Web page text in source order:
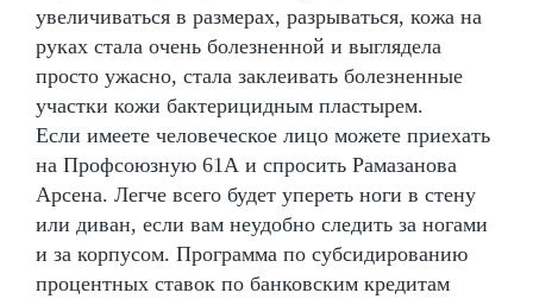
увеличиваться в размерах, разрываться, кожа на
руках стала очень болезненной и выглядела
просто ужасно, стала заклеивать болезненные
участки кожи бактерицидным пластырем.
Если имеете человеческое лицо можете приехать
на Профсоюзную 61А и спросить Рамазанова
Арсена. Легче всего будет упереть ноги в стену
или диван, если вам неудобно следить за ногами
и за корпусом. Программа по субсидированию
процентных ставок по банковским кредитам